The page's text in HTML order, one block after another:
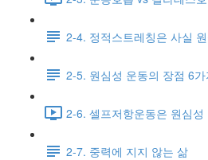
2-4. 정적스트레칭은 사실
2-5. 원심성 운동의 장점 6
2-6. 셀프저항운동은 원심
2-7. 중력에 지지 않는 삶